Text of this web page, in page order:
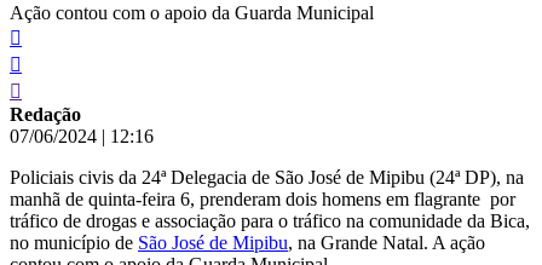
Ação contou com o apoio da Guarda Municipal
Redação
07/06/2024 | 12:16
Policiais civis da 24ª Delegacia de São José de Mipibu (24ª DP), na
manhã de quinta-feira 6, prenderam dois homens em flagrante por
tráfico de drogas e associação para o tráfico na comunidade da Bica,
no município de São José de Mipibu, na Grande Natal. A ação